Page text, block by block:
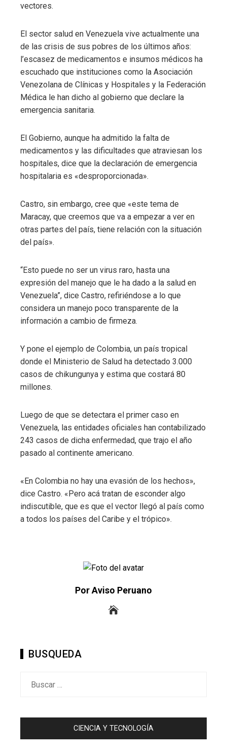
vectores.
El sector salud en Venezuela vive actualmente una
de las crisis de sus pobres de los últimos años:
l’escasez de medicamentos e insumos médicos ha
escuchado que instituciones como la Asociación
Venezolana de Clínicas y Hospitales y la Federación
Médica le han dicho al gobierno que declare la
emergencia sanitaria.
El Gobierno, aunque ha admitido la falta de
medicamentos y las dificultades que atraviesan los
hospitales, dice que la declaración de emergencia
hospitalaria es «desproporcionada».
Castro, sin embargo, cree que «este tema de
Maracay, que creemos que va a empezar a ver en
otras partes del país, tiene relación con la situación
del país».
“Esto puede no ser un virus raro, hasta una
expresión del manejo que le ha dado a la salud en
Venezuela”, dice Castro, refiriéndose a lo que
considera un manejo poco transparente de la
información a cambio de firmeza.
Y pone el ejemplo de Colombia, un país tropical
donde el Ministerio de Salud ha detectado 3.000
casos de chikungunya y estima que costará 80
millones.
Luego de que se detectara el primer caso en
Venezuela, las entidades oficiales han contabilizado
243 casos de dicha enfermedad, que trajo el año
pasado al continente americano.
«En Colombia no hay una evasión de los hechos»,
dice Castro. «Pero acá tratan de esconder algo
indiscutible, que es que el vector llegó al país como
a todos los países del Caribe y el trópico».
Por Aviso Peruano
BUSQUEDA
CIENCIA Y TECNOLOGÍA